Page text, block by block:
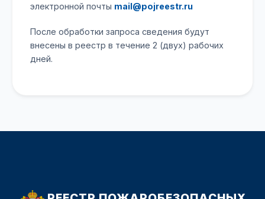
электронной почты mail@pojreestr.ru
После обработки запроса сведения будут
внесены в реестр в течение 2 (двух) рабочих
дней.